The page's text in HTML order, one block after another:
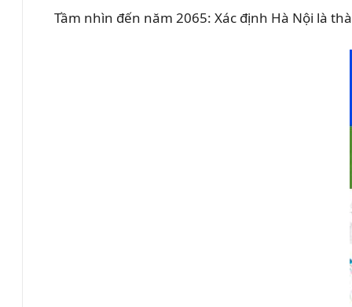
Tầm nhìn đến năm 2065: Xác định Hà Nội là